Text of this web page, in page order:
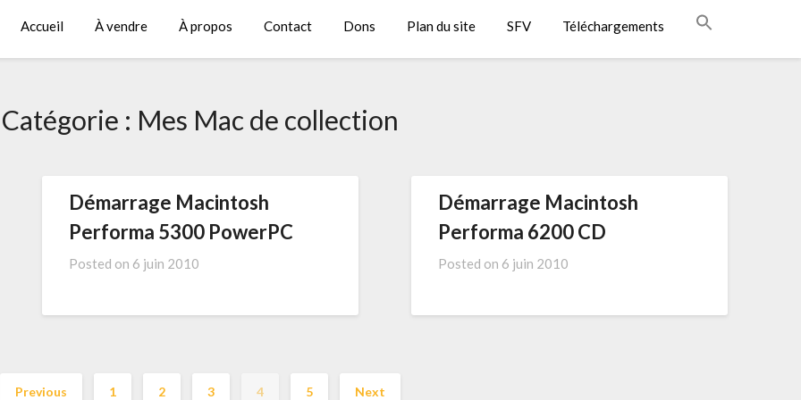
Accueil À vendre À propos Contact Dons Plan du site SFV Téléchargements
Catégorie : Mes Mac de collection
Démarrage Macintosh
Performa 5300 PowerPC
Posted on 6 juin 2010
Démarrage Macintosh
Performa 6200 CD
Posted on 6 juin 2010
Previous 1 2 3 4 5 Next